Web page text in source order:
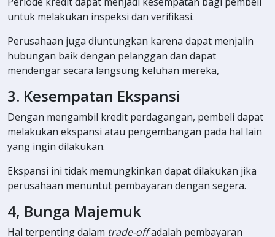
untuk melakukan inspeksi dan verifikasi.
Perusahaan juga diuntungkan karena dapat menjalin
hubungan baik dengan pelanggan dan dapat
mendengar secara langsung keluhan mereka,
3. Kesempatan Ekspansi
Dengan mengambil kredit perdagangan, pembeli dapat
melakukan ekspansi atau pengembangan pada hal lain
yang ingin dilakukan.
Ekspansi ini tidak memungkinkan dapat dilakukan jika
perusahaan menuntut pembayaran dengan segera.
4, Bunga Majemuk
Hal terpenting dalam trade-offadalah pembayaran